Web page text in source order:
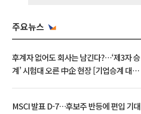
주요뉴스
후계자 없어도 회사는 남긴다?…‘제3자 승
계’ 시험대 오른 中企 현장 [기업승계 대전
MSCI 발표 D-7…후보주 반등에 편입 기대